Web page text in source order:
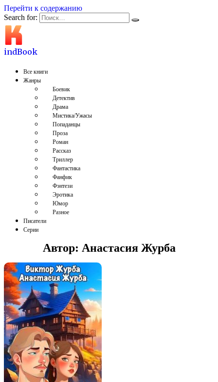
Перейти к содержанию
Search for:
indBook
Все книги
Жанры
Боевик
Детектив
Драма
Мистика/Ужасы
Попаданцы
Проза
Роман
Рассказ
Триллер
Фантастика
Фанфик
Фэнтези
Эротика
Юмор
Разное
Писатели
Серии
Автор: Анастасия Журба